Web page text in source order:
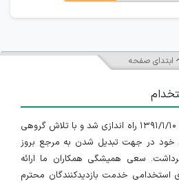
ابتدای صفحه
سایت ایران استخدام در تاریخ ۱۳۹۱/۱/۱۰ راه اندازی شد و با تلاش گروهی
خود در جهت تبدیل شدن به مرجع بروز
سعی همیشگی همکاران ما ارائه
خدمت بازدیدکنندگان محترم